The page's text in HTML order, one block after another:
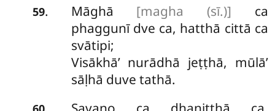
59. Māghā [magha (sī.)] ca
phaggunī dve ca, hatthā cittā ca
svātipi;
Visākhā’ nurādhā jeṭṭhā, mūlā’
sāḷhā duve tathā.